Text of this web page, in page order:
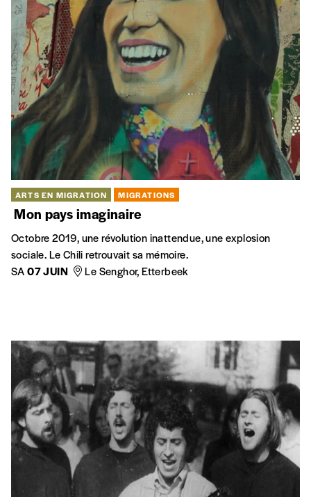
ARTS EN MIGRATION MIGRATIONS
Mon pays imaginaire
Octobre 2019, une révolution inattendue, une explosion
sociale. Le Chili retrouvait sa mémoire.
SA07 JUIN Le Senghor, Etterbeek